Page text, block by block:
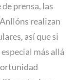
prensa, las
realizan
así que si
más allá